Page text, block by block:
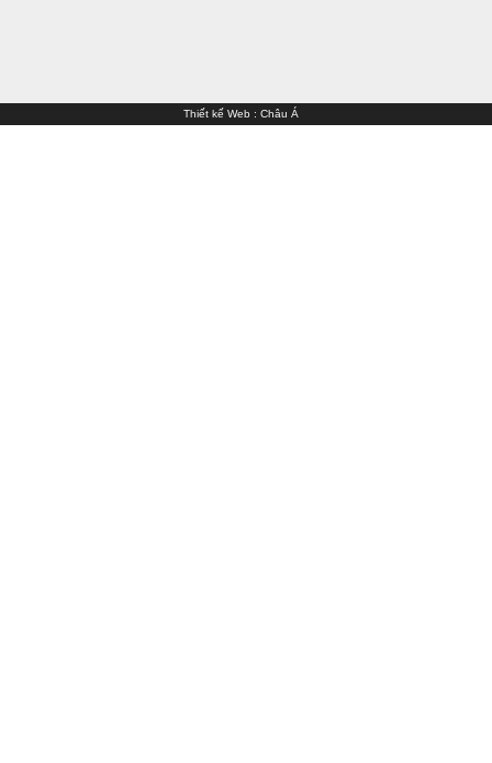
Thiết kế Web: Châu Á